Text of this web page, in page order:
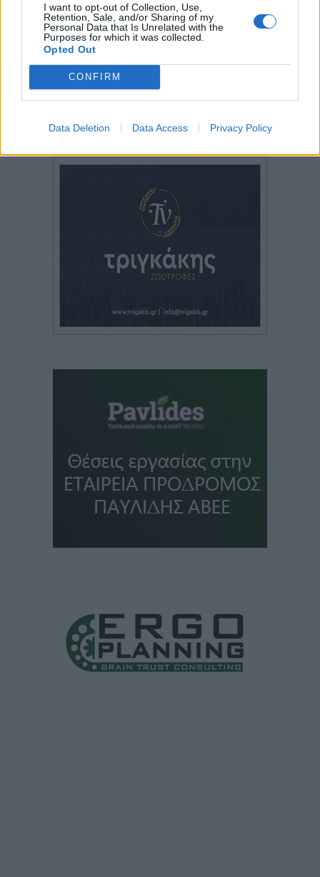
I want to opt-out of Collection, Use,
Retention, Sale, and/or Sharing of my
Personal Data that Is Unrelated with the
Purposes for which it was collected.
Opted Out
CONFIRM
Data Deletion Data Access Privacy Policy